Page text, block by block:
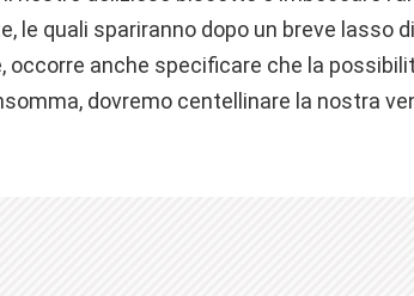
le quali spariranno dopo un breve lasso
anche specificare che la
dovremo centellinare la nostra